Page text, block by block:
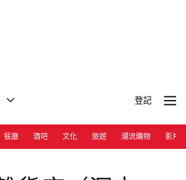
登記
餐廳 酒吧 文化 旅遊 潮流購物 影片
Bunkaya Zakkaten | Bunkaya